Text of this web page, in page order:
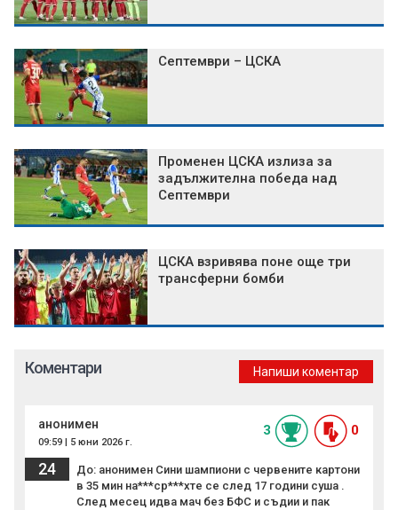
Септември – ЦСКА
Променен ЦСКА излиза за
задължителна победа над
Септември
ЦСКА взривява поне още три
трансферни бомби
Коментари Напиши коментар
анонимен
09:59 | 5 юни 2026 г.
3 0
24
До: анонимен Сини шампиони с червените картони
в 35 мин на***ср***хте се след 17 години суша .
След месец идва мач без БФС и съдии и пак